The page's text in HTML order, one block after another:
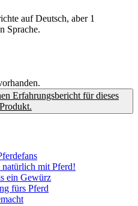
auf Deutsch, aber 1
Sprache.
Erfahrungsbericht für dieses
Produkt.
mit Pferd!
ein Gewürz
fürs Pferd